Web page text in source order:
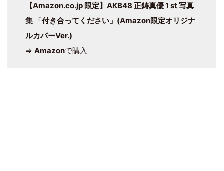
【Amazon.co.jp 限定】AKB48 正鋳真優 1 st 写真
集 「付き合ってください」(Amazon限定オリジナ
ルカバーVer.)
⇒ Amazonで購入